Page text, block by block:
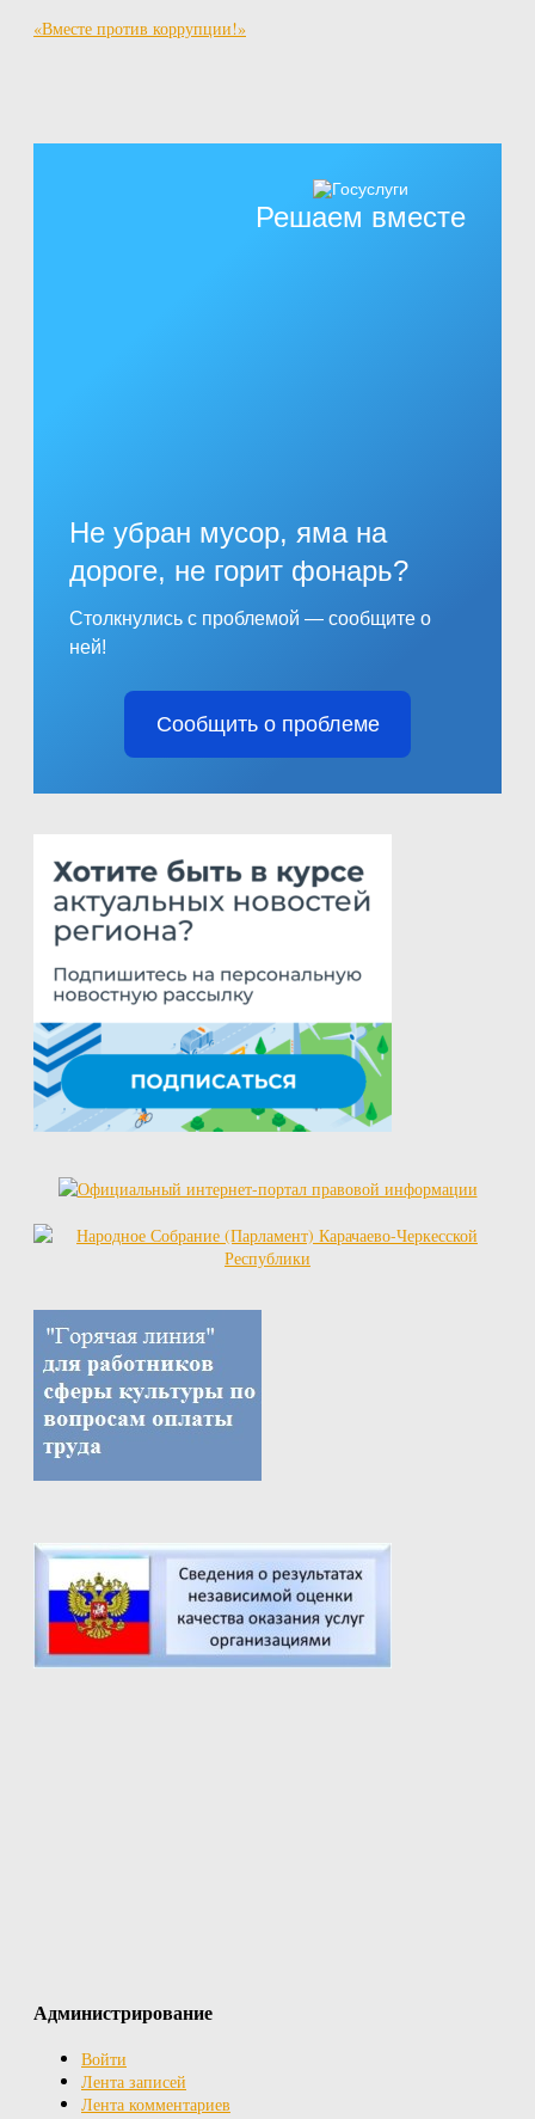
«Вместе против коррупции!»
Решаем вместе
Не убран мусор, яма на
дороге, не горит фонарь?
Столкнулись с проблемой — сообщите о
ней!
Сообщить о проблеме
Администрирование
Войти
Лента записей
Лента комментариев